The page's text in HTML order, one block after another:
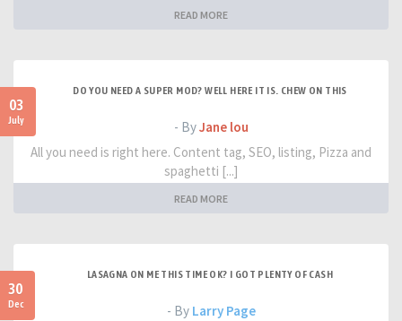
READ MORE
03
July
DO YOU NEED A SUPER MOD? WELL HERE IT IS. CHEW ON THIS
- ByJane lou
All you need is right here. Content tag, SEO, listing, Pizza and
spaghetti [...]
READ MORE
30
Dec
LASAGNA ON ME THIS TIME OK? I GOT PLENTY OF CASH
- By Larry Page